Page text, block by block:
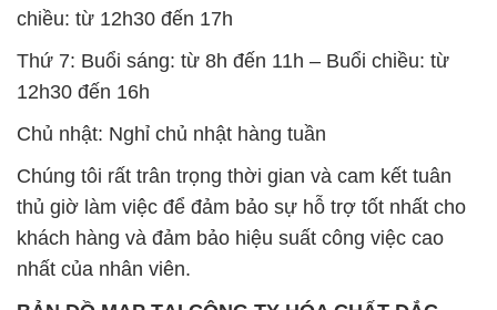
chiều: từ 12h30 đến 17h
Thứ 7: Buổi sáng: từ 8h đến 11h – Buổi chiều: từ
12h30 đến 16h
Chủ nhật: Nghỉ chủ nhật hàng tuần
Chúng tôi rất trân trọng thời gian và cam kết tuân
thủ giờ làm việc để đảm bảo sự hỗ trợ tốt nhất cho
khách hàng và đảm bảo hiệu suất công việc cao
nhất của nhân viên.